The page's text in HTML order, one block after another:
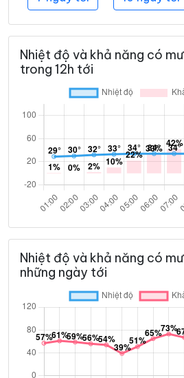
Nhiệt độ và khả năng có
trong 12h tới
Nhiệt độ và khả năng có
những ngày tới